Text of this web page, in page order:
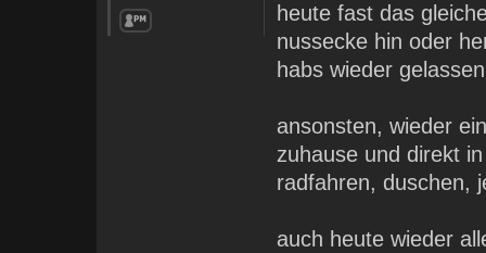
heute fast das
nussecke hin oder
habs wieder
ansonsten, wieder
zuhause und direkt
radfahren, duschen,
auch heute wieder